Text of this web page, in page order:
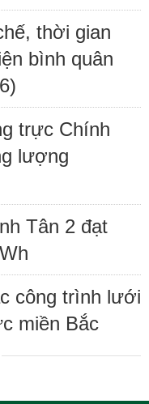
thời gian
bình quân
trực Chính
lượng
Tân 2 đạt
công trình lưới
miền Bắc